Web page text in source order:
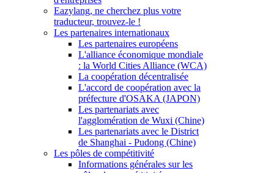
Eazylang, ne cherchez plus votre
traducteur, trouvez-le !
Les partenaires internationaux
Les partenaires européens
L'alliance économique mondiale
: la World Cities Alliance (WCA)
La coopération décentralisée
L'accord de coopération avec la
préfecture d'OSAKA (JAPON)
Les partenariats avec
l'agglomération de Wuxi (Chine)
Les partenariats avec le District
de Shanghai - Pudong (Chine)
Les pôles de compétitivité
Informations générales sur les